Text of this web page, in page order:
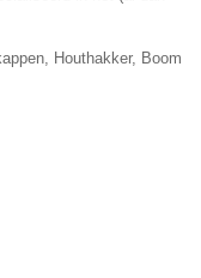
Houthakker, Boom